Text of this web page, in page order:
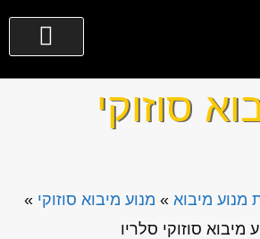
סוזוקי
מנוע מיבוא » מנוע מיבוא סוזוקי »
מיבוא סוזוקי סלריו